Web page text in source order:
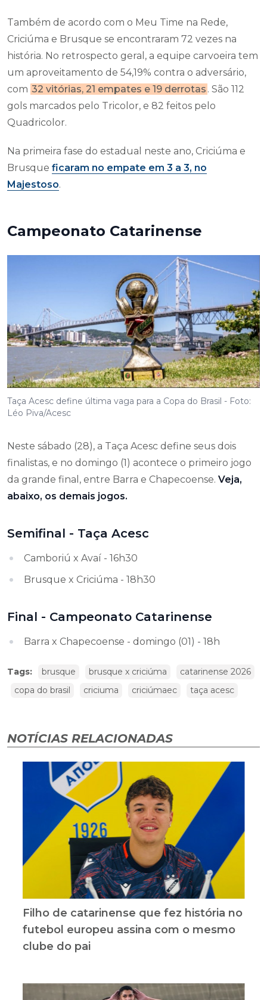
Também de acordo com o Meu Time na Rede,
Criciúma e Brusque se encontraram 72 vezes na
história. No retrospecto geral, a equipe carvoeira tem
um aproveitamento de 54,19% contra o adversário,
com 32 vitórias, 21 empates e 19 derrotas . São 112
gols marcados pelo Tricolor, e 82 feitos pelo
Quadricolor.
Na primeira fase do estadual neste ano, Criciúma e
Brusque ficaram no empate em 3 a 3, no
Majestoso.
Campeonato Catarinense
Taça Acesc define última vaga para a Copa do Brasil - Foto:
Léo Piva/Acesc
Neste sábado (28), a Taça Acesc define seus dois
finalistas, e no domingo (1) acontece o primeiro jogo
da grande final, entre Barra e Chapecoense. Veja,
abaixo, os demais jogos.
Semifinal - Taça Acesc
Camboriú x Avaí - 16h30
Brusque x Criciúma - 18h30
Final - Campeonato Catarinense
Barra x Chapecoense - domingo (01) - 18h
Tags: brusque brusque x criciúma
catarinense 2026
copa do brasil
criciuma criciúmaec taça acesc
NOTÍCIAS RELACIONADAS
Filho de catarinense que fez história no
futebol europeu assina com o mesmo
clube do pai